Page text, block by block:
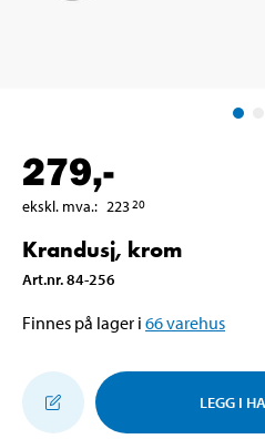
279,-
ekskl. mva.: 22320
Krandusj, krom
Art.nr.84-256
Finnes på lager i 66varehus
LEGG I